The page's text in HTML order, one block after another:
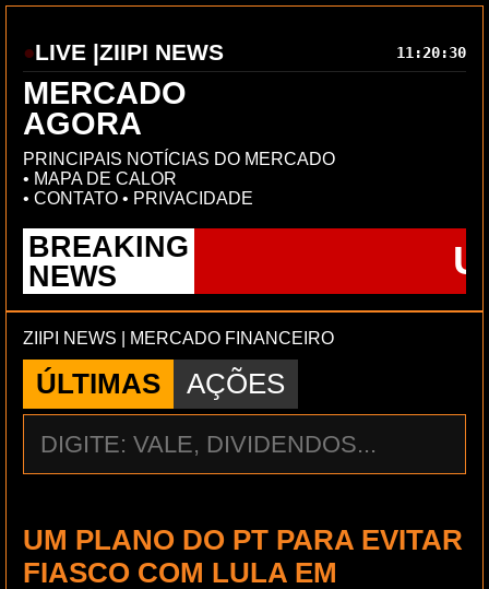
LIVE |ZIIPI NEWS 11:20:31
MERCADO
AGORA
PRINCIPAIS NOTÍCIAS DO MERCADO
• MAPA DE CALOR
• CONTATO • PRIVACIDADE
BREAKING
NEWS
UM
ZIIPI NEWS | MERCADO FINANCEIRO
ÚLTIMAS AÇÕES
UM PLANO DO PT PARA EVITAR
FIASCO COM LULA EM